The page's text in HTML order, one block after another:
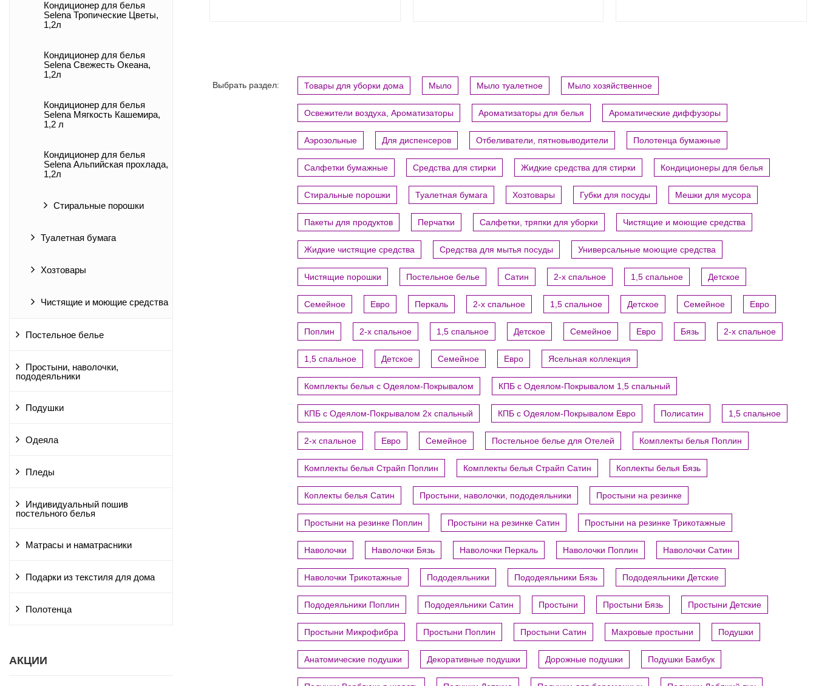
Кондиционер для белья
Selena Тропические Цветы,
1,2л
Кондиционер для белья
Selena Свежесть Океана,
1,2л
Кондиционер для белья
Selena Мягкость Кашемира,
1,2 л
Кондиционер для белья
Selena Альпийская прохлада,
1,2л
Стиральные порошки
Туалетная бумага
Хозтовары
Чистящие и моющие средства
Постельное белье
Простыни, наволочки,
пододеяльники
Подушки
Одеяла
Пледы
Индивидуальный пошив
постельного белья
Матрасы и наматрасники
Подарки из текстиля для дома
Полотенца
АКЦИИ
Выбрать раздел: Товары для уборки дома Мыло Мыло туалетное Мыло хозяйственное
Освежители воздуха, Ароматизаторы Ароматизаторы для белья Ароматические диффузоры
Аэрозольные Для диспенсеров Отбеливатели, пятновыводители Полотенца бумажные
Салфетки бумажные Средства для стирки Жидкие средства для стирки Кондиционеры для белья
Стиральные порошки Туалетная бумага Хозтовары Губки для посуды Мешки для мусора
Пакеты для продуктов Перчатки Салфетки, тряпки для уборки Чистящие и моющие средства
Жидкие чистящие средства Средства для мытья посуды Универсальные моющие средства
Чистящие порошки Постельное белье Сатин 2-х спальное 1,5 спальное Детское
Семейное Евро Перкаль 2-х спальное 1,5 спальное Детское Семейное Евро
Поплин 2-х спальное 1,5 спальное Детское Семейное Евро Бязь 2-х спальное
1,5 спальное Детское Семейное Евро Ясельная коллекция
Комплекты белья с Одеялом-Покрывалом КПБ с Одеялом-Покрывалом 1,5 спальный
КПБ с Одеялом-Покрывалом 2х спальный КПБ с Одеялом-Покрывалом Евро Полисатин 1,5 спальное
2-х спальное Евро Семейное Постельное белье для Отелей Комплекты белья Поплин
Комплекты белья Страйп Поплин Комплекты белья Страйп Сатин Коплекты белья Бязь
Коплекты белья Сатин Простыни, наволочки, пододеяльники Простыни на резинке
Простыни на резинке Поплин Простыни на резинке Сатин Простыни на резинке Трикотажные
Наволочки Наволочки Бязь Наволочки Перкаль Наволочки Поплин Наволочки Сатин
Наволочки Трикотажные Пододеяльники Пододеяльники Бязь Пододеяльники Детские
Пододеяльники Поплин Пододеяльники Сатин Простыни Простыни Бязь Простыни Детские
Простыни Микрофибра Простыни Поплин Простыни Сатин Махровые простыни Подушки
Анатомические подушки Декоративные подушки Дорожные подушки Подушки Бамбук